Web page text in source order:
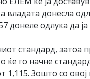
владата донесла
одлука да
стандард, затоа
ќе го начне
Зошто со